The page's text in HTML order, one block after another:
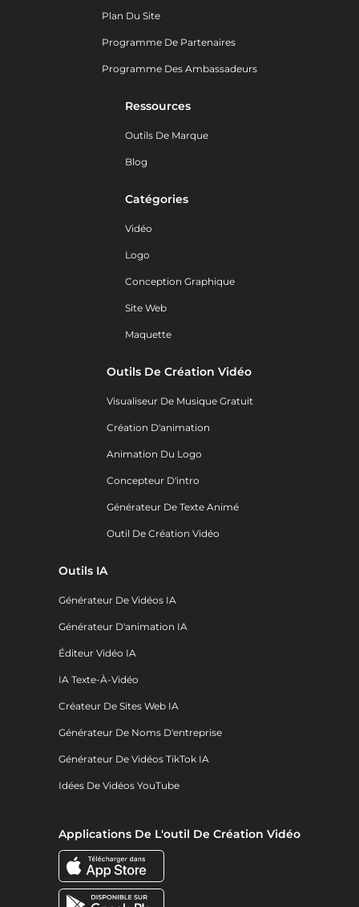
Plan Du Site
Programme De Partenaires
Programme Des Ambassadeurs
Ressources
Outils De Marque
Blog
Catégories
Vidéo
Logo
Conception Graphique
Site Web
Maquette
Outils De Création Vidéo
Visualiseur De Musique Gratuit
Création D'animation
Animation Du Logo
Concepteur D'intro
Générateur De Texte Animé
Outil De Création Vidéo
Outils IA
Générateur De Vidéos IA
Générateur D'animation IA
Éditeur Vidéo IA
IA Texte-À-Vidéo
Créateur De Sites Web IA
Générateur De Noms D'entreprise
Générateur De Vidéos TikTok IA
Idées De Vidéos YouTube
Applications De L'outil De Création Vidéo